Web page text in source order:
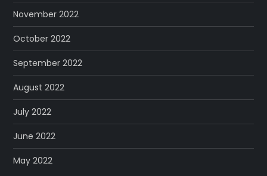
November 2022
October 2022
September 2022
August 2022
July 2022
June 2022
May 2022